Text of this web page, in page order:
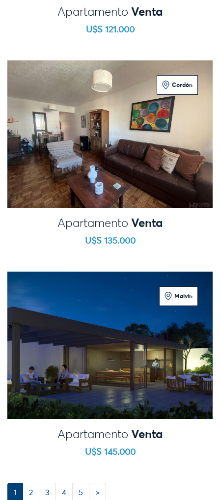
Apartamento Venta
U$S 121.000
Cordón
2 Dormitorios
Apartamento Venta
U$S 135.000
Malvín
1 Dormitorio
Apartamento Venta
U$S 145.000
1 2 3 4 5 >Next